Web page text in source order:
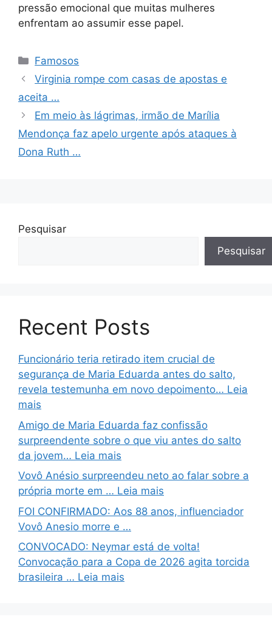
pressão emocional que muitas mulheres
enfrentam ao assumir esse papel.
Categorias
Famosos
Virginia rompe com casas de apostas e
aceita …
Em meio às lágrimas, irmão de Marília
Mendonça faz apelo urgente após ataques à
Dona Ruth …
Pesquisar
Pesquisar
Recent Posts
Funcionário teria retirado item crucial de
segurança de Maria Eduarda antes do salto,
revela testemunha em novo depoimento… Leia
mais
Amigo de Maria Eduarda faz confissão
surpreendente sobre o que viu antes do salto
da jovem… Leia mais
Vovô Anésio surpreendeu neto ao falar sobre a
própria morte em … Leia mais
FOI CONFIRMADO: Aos 88 anos, influenciador
Vovô Anesio morre e …
CONVOCADO: Neymar está de volta!
Convocação para a Copa de 2026 agita torcida
brasileira … Leia mais